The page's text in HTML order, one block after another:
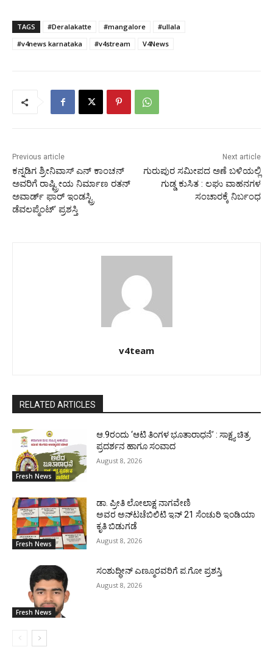
TAGS #Deralakatte #mangalore
#ullala
#v4news karnataka
#v4stream V4News
Previous article
ಕನ್ನಡಿಗ ಶ್ರೀನಿವಾಸ್ ಎನ್ ಕಾಂಚನ್
ಅವರಿಗೆ ರಾಷ್ಟ್ರೀಯ ನಿರ್ಮಾಣ ರತನ್
ಅವಾರ್ಡ್ ಫಾರ್ ಇಂಡಸ್ಟ್ರಿ
ಡೆವಲಪ್ಮೆಂಟ್’ ಪ್ರಶಸ್ತಿ
Next article
ಗುರುಪುರ ಸಮೀಪದ ಅಣೆ ಬಳಿಯಲ್ಲಿ
ಗುಡ್ಡ ಕುಸಿತ : ಲಘು ವಾಹನಗಳ
ಸಂಚಾರಕ್ಕೆ ನಿರ್ಬಂಧ
v4team
RELATED ARTICLES
Fresh News
ಆ.9ರಂದು ‘ಆಟಿ ತಿಂಗಳ ಭೂತಾರಾಧನೆ’ : ಸಾಕ್ಷ್ಯ ಚಿತ್ರ
ಪ್ರದರ್ಶನ ಹಾಗೂ ಸಂವಾದ
August 8, 2026
Fresh News
ಡಾ. ಪ್ರೀತಿ ಲೋಲಾಕ್ಷ ನಾಗವೇಣಿ
ಅವರ ಅನ್‌ಟಚೆಬಿಲಿಟಿ ಇನ್ 21 ಸೆಂಚುರಿ ಇಂಡಿಯಾ
ಕೃತಿ ಬಿಡುಗಡೆ
August 8, 2026
Fresh News
ಸಂಶುದ್ಧೀನ್ ಎಣ್ಮೂರವರಿಗೆ ಪ.ಗೋ ಪ್ರಶಸ್ತಿ
August 8, 2026